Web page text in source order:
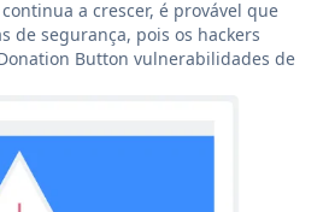
a crescer, é provável que
de segurança, pois os hackers
Button vulnerabilidades de